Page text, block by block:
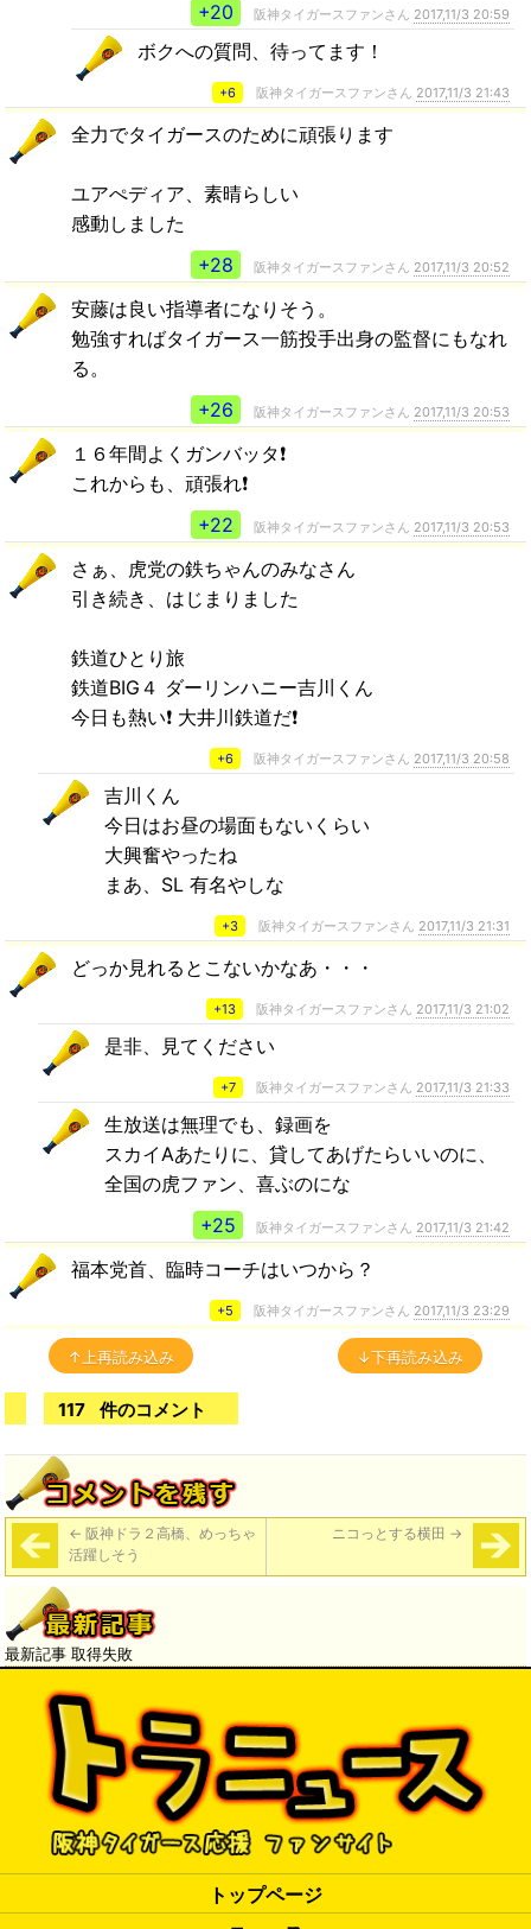
+20
阪神タイガースファンさん 2017,11/3 20:59
ボクへの質問、待ってます！
+6 阪神タイガースファンさん 2017,11/3 21:43
全力でタイガースのために頑張ります
ユアぺディア、素晴らしい
感動しました
+28
阪神タイガースファンさん 2017,11/3 20:52
安藤は良い指導者になりそう。
勉強すればタイガース一筋投手出身の監督にもなれ
る。
+26
阪神タイガースファンさん 2017,11/3 20:53
１６年間よくガンバッタ❗
これからも、頑張れ❗
+22
阪神タイガースファンさん 2017,11/3 20:53
さぁ、虎党の鉄ちゃんのみなさん
引き続き、はじまりました
鉄道ひとり旅
鉄道BIG４ ダーリンハニー吉川くん
今日も熱い❗ 大井川鉄道だ❗
+6 阪神タイガースファンさん 2017,11/3 20:58
吉川くん
今日はお昼の場面もないくらい
大興奮やったね
まあ、SL 有名やしな
+3 阪神タイガースファンさん 2017,11/3 21:31
どっか見れるとこないかなあ・・・
+13 阪神タイガースファンさん 2017,11/3 21:02
是非、見てください
+7 阪神タイガースファンさん 2017,11/3 21:33
生放送は無理でも、録画を
スカイAあたりに、貸してあげたらいいのに、
全国の虎ファン、喜ぶのにな
+25
阪神タイガースファンさん 2017,11/3 21:42
福本党首、臨時コーチはいつから？
+5 阪神タイガースファンさん 2017,11/3 23:29
↑上再読み込み ↓下再読み込み
117 件のコメント
← 阪神ドラ２高橋、めっちゃ
活躍しそう
ニコっとする横田 →
最新記事 取得失敗
トップページ